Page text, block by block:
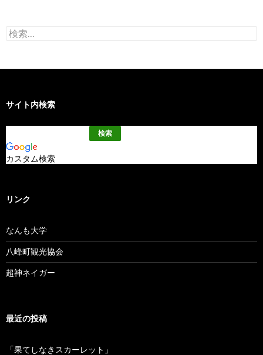
検
索:
サイト内検索
カスタム検索
リンク
なんも大学
八峰町観光協会
超神ネイガー
最近の投稿
「果てしなきスカーレット」